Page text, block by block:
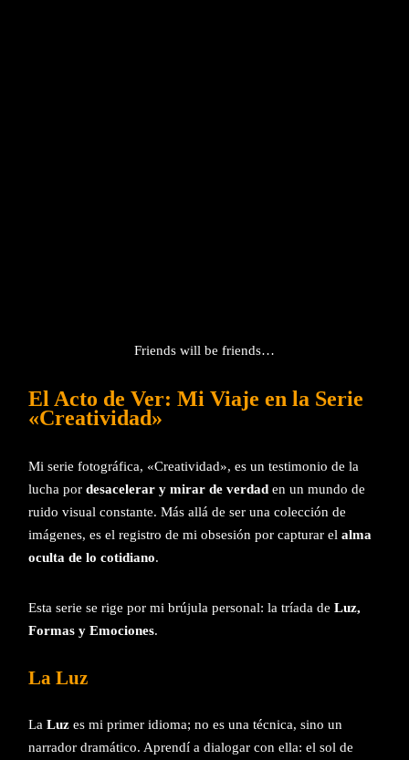
Friends will be friends…
El Acto de Ver: Mi Viaje en la Serie
«Creatividad»
Mi serie fotográfica, «Creatividad», es un testimonio de la
lucha pordesacelerar y mirar de verdad en un mundo de
ruido visual constante. Más allá de ser una colección de
imágenes, es el registro de mi obsesión por capturar elalma
oculta de lo cotidiano.
Esta serie se rige por mi brújula personal: la tríada deLuz,
Formas y Emociones.
La Luz
LaLuz es mi primer idioma; no es una técnica, sino un
narrador dramático. Aprendí a dialogar con ella: el sol de